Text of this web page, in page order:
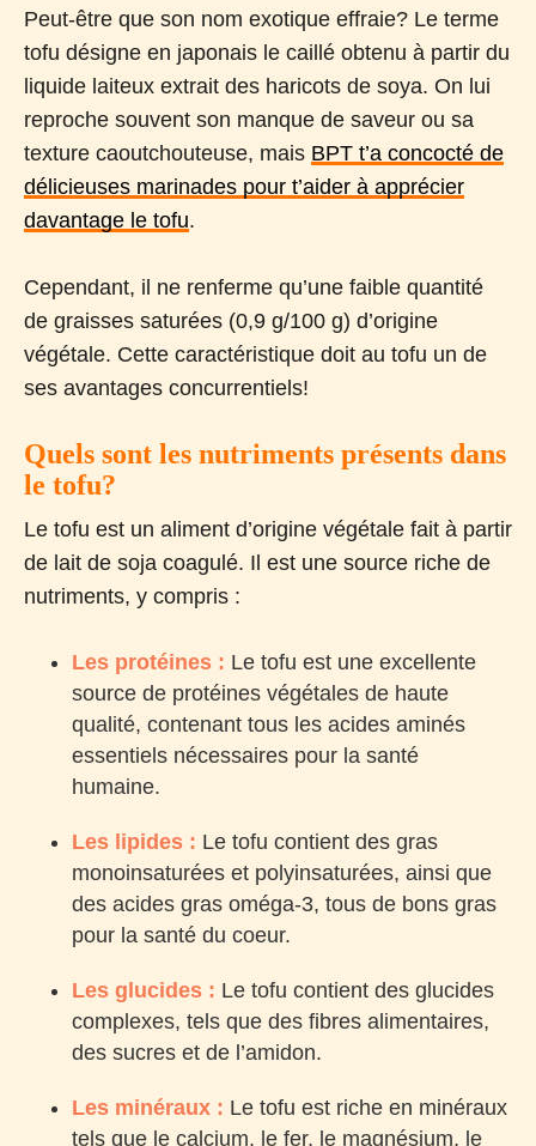
Peut-être que son nom exotique effraie? Le terme
tofu désigne en japonais le caillé obtenu à partir du
liquide laiteux extrait des haricots de soya. On lui
reproche souvent son manque de saveur ou sa
texture caoutchouteuse, mais BPT t’a concocté de
délicieuses marinades pour t’aider à apprécier
davantage le tofu.
Cependant, il ne renferme qu’une faible quantité
de graisses saturées (0,9 g/100 g) d’origine
végétale. Cette caractéristique doit au tofu un de
ses avantages concurrentiels!
Quels sont les nutriments présents dans
le tofu?
Le tofu est un aliment d’origine végétale fait à partir
de lait de soja coagulé. Il est une source riche de
nutriments, y compris :
Les protéines : Le tofu est une excellente
source de protéines végétales de haute
qualité, contenant tous les acides aminés
essentiels nécessaires pour la santé
humaine.
Les lipides : Le tofu contient des gras
monoinsaturées et polyinsaturées, ainsi que
des acides gras oméga-3, tous de bons gras
pour la santé du coeur.
Les glucides : Le tofu contient des glucides
complexes, tels que des fibres alimentaires,
des sucres et de l’amidon.
Les minéraux : Le tofu est riche en minéraux
tels que le calcium, le fer, le magnésium, le